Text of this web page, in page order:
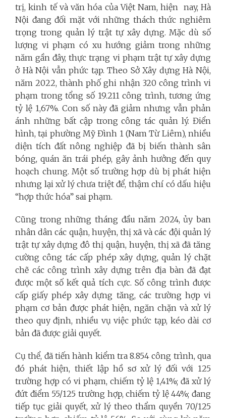
trị, kinh tế và văn hóa của Việt Nam, hiện nay, Hà
Nội đang đối mặt với những thách thức nghiêm
trọng trong quản lý trật tự xây dựng. Mặc dù số
lượng vi phạm có xu hướng giảm trong những
năm gần đây, thực trạng vi phạm trật tự xây dựng
ở Hà Nội vẫn phức tạp. Theo Sở Xây dựng Hà Nội,
năm 2022, thành phố ghi nhận 320 công trình vi
phạm trong tổng số 19.211 công trình, tương ứng
tỷ lệ 1,67%. Con số này đã giảm nhưng vẫn phản
ánh những bất cập trong công tác quản lý. Điển
hình, tại phường Mỹ Đình 1 (Nam Từ Liêm), nhiều
diện tích đất nông nghiệp đã bị biến thành sân
bóng, quán ăn trái phép, gây ảnh hưởng đến quy
hoạch chung. Một số trường hợp dù bị phát hiện
nhưng lại xử lý chưa triệt để, thậm chí có dấu hiệu
“hợp thức hóa” sai phạm.
Cũng trong những tháng đầu năm 2024, ủy ban
nhân dân các quận, huyện, thị xã và các đội quản lý
trật tự xây dựng đô thị quận, huyện, thị xã đã tăng
cường công tác cấp phép xây dựng, quản lý chặt
chẽ các công trình xây dựng trên địa bàn đã đạt
được một số kết quả tích cực. Số công trình được
cấp giấy phép xây dựng tăng, các trường hợp vi
phạm cơ bản được phát hiện, ngăn chặn và xử lý
theo quy định, nhiều vụ việc phức tạp, kéo dài cơ
bản đã được giải quyết.
Cụ thể, đã tiến hành kiểm tra 8.854 công trình, qua
đó phát hiện, thiết lập hồ sơ xử lý đối với 125
trường hợp có vi phạm, chiếm tỷ lệ 1,41%; đã xử lý
đứt điểm 55/125 trường hợp, chiếm tỷ lệ 44%; đang
tiếp tục giải quyết, xử lý theo thẩm quyền 70/125